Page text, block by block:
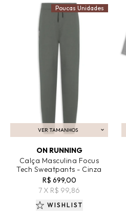
VER TAMANHOS
ADICIONAR AO CARRINHO
ON RUNNING
Calça Masculina Focus
Tech Sweatpants - Cinza
R$ 699,00
7 X R$ 99,86
Poucas Unidades
WISHLIST